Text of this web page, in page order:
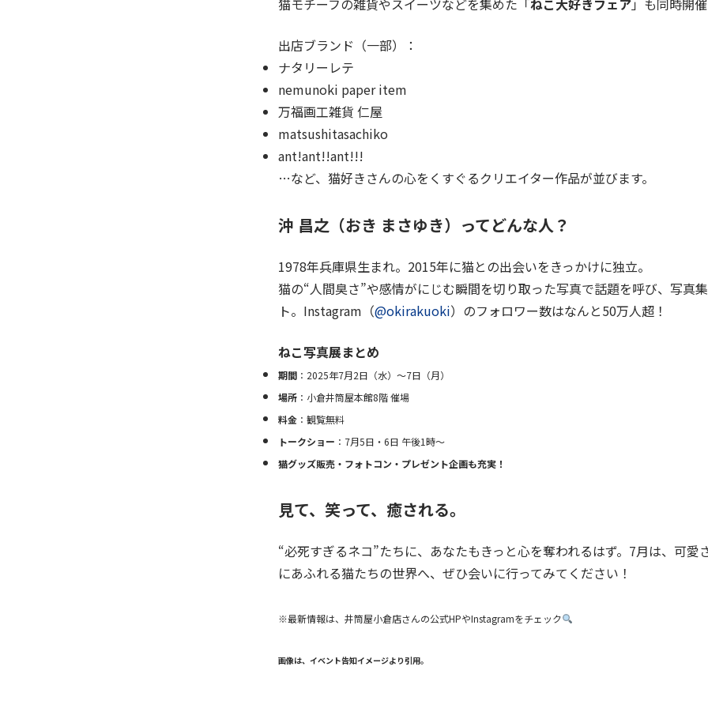
猫モチーフの雑貨やスイーツなどを集めた「ねこ大好きフェア」も同時開催
出店ブランド（一部）：
ナタリーレテ
nemunoki paper item
万福画工雑貨 仁屋
matsushitasachiko
ant!ant!!ant!!!
…など、猫好きさんの心をくすぐるクリエイター作品が並びます。
沖 昌之（おき まさゆき）ってどんな人？
1978年兵庫県生まれ。2015年に猫との出会いをきっかけに独立。
猫の“人間臭さ”や感情がにじむ瞬間を切り取った写真で話題を呼び、写真
ト。Instagram（@okirakuoki）のフォロワー数はなんと50万人超！
ねこ写真展まとめ
期間 ：2025年7月2日（水）～7日（月）
場所 ：小倉井筒屋本館8階 催場
料金 ：観覧無料
トークショー ：7月5日・6日 午後1時〜
猫グッズ販売・フォトコン・プレゼント企画も充実！
見て、笑って、癒される。
“必死すぎるネコ”たちに、あなたもきっと心を奪われるはず。 7月は、可愛
にあふれる猫たちの世界へ、ぜひ会いに行ってみてください！
※最新情報は、井筒屋小倉店さんの公式HPやInstagramをチェック
画像は、イベント告知イメージより引用。